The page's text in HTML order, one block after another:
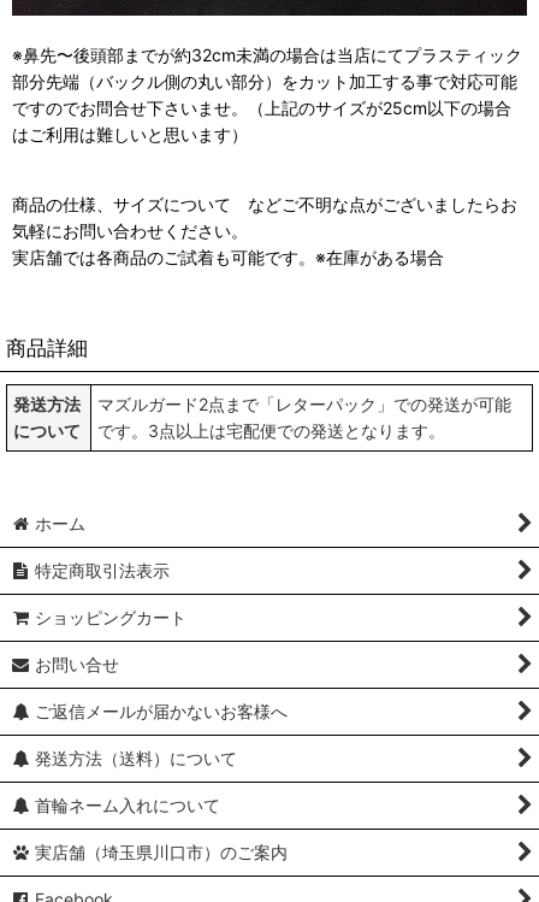
※鼻先〜後頭部までが約32cm未満の場合は当店にてプラスティック
部分先端（バックル側の丸い部分）をカット加工する事で対応可能
ですのでお問合せ下さいませ。（上記のサイズが25cm以下の場合
はご利用は難しいと思います）
商品の仕様、サイズについて などご不明な点がございましたらお
気軽にお問い合わせください。
実店舗では各商品のご試着も可能です。※在庫がある場合
商品詳細
発送方法
について
マズルガード2点まで「レターパック」での発送が可能
です。3点以上は宅配便での発送となります。
ホーム
特定商取引法表示
ショッピングカート
お問い合せ
ご返信メールが届かないお客様へ
発送方法（送料）について
首輪ネーム入れについて
実店舗（埼玉県川口市）のご案内